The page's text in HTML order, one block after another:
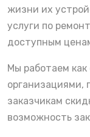
жизни их
услуги по
доступным
Мы работаем
организациями,
заказчикам
возможность